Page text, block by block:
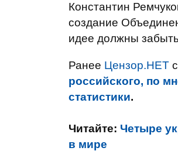
Константин
создание
идее должны
Ранее Цензор.НЕТ
российского, по
статистики.
Читайте: Четыре
в мире